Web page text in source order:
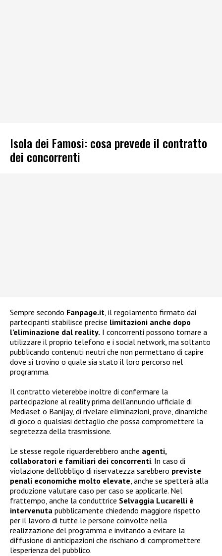
Isola dei Famosi: cosa prevede il contratto
dei concorrenti
Sempre secondo Fanpage.it, il regolamento firmato dai
partecipanti stabilisce precise limitazioni anche dopo
l’eliminazione dal reality. I concorrenti possono tornare a
utilizzare il proprio telefono e i social network, ma soltanto
pubblicando contenuti neutri che non permettano di capire
dove si trovino o quale sia stato il loro percorso nel
programma.
Il contratto vieterebbe inoltre di confermare la
partecipazione al reality prima dell’annuncio ufficiale di
Mediaset o Banijay, di rivelare eliminazioni, prove, dinamiche
di gioco o qualsiasi dettaglio che possa compromettere la
segretezza della trasmissione.
Le stesse regole riguarderebbero anche agenti,
collaboratori e familiari dei concorrenti. In caso di
violazione dell’obbligo di riservatezza sarebbero previste
penali economiche molto elevate, anche se spetterà alla
produzione valutare caso per caso se applicarle. Nel
frattempo, anche la conduttrice Selvaggia Lucarelli è
intervenuta pubblicamente chiedendo maggiore rispetto
per il lavoro di tutte le persone coinvolte nella
realizzazione del programma e invitando a evitare la
diffusione di anticipazioni che rischiano di compromettere
l’esperienza del pubblico.